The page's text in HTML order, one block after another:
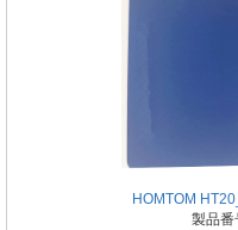
HOMTOM
製品番